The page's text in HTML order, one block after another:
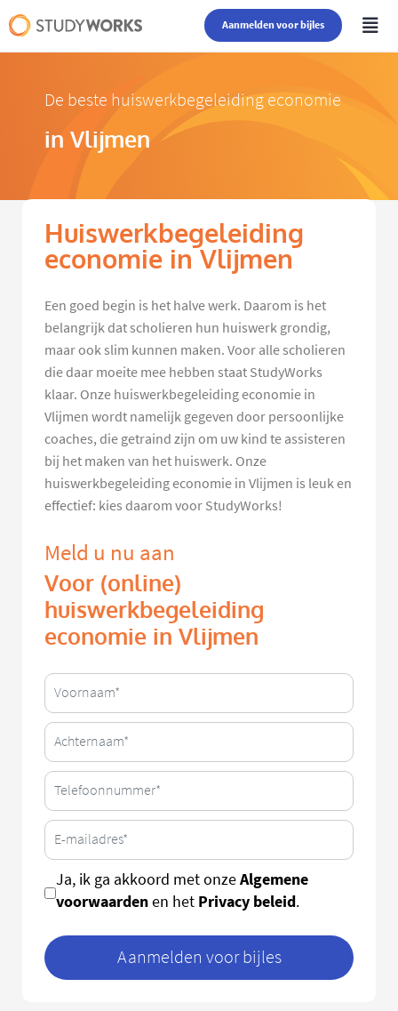
Aanmelden voor bijles
De beste huiswerkbegeleiding economie
in Vlijmen
Huiswerkbegeleiding
economie in Vlijmen
Een goed begin is het halve werk. Daarom is het
belangrijk dat scholieren hun huiswerk grondig,
maar ook slim kunnen maken. Voor alle scholieren
die daar moeite mee hebben staat StudyWorks
klaar. Onze huiswerkbegeleiding economie in
Vlijmen wordt namelijk gegeven door persoonlijke
coaches, die getraind zijn om uw kind te assisteren
bij het maken van het huiswerk. Onze
huiswerkbegeleiding economie in Vlijmen is leuk en
effectief: kies daarom voor StudyWorks!
Meld u nu aan
Voor (online)
huiswerkbegeleiding
economie in Vlijmen
Ja, ik ga akkoord met onzeAlgemene
voorwaardenen het Privacy beleid.
Aanmelden voor bijles